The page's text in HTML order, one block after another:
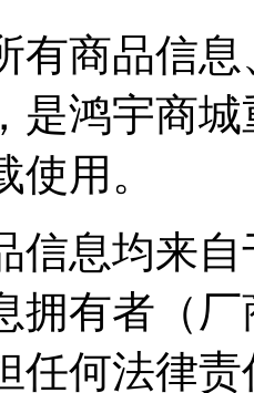
有商品信
是鸿宇商
用。
信息均来
拥有者（
任何法律责